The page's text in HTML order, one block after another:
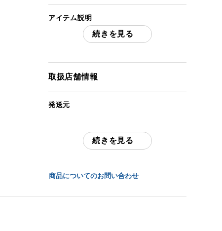
アイテム説明
UNIFLAME ユニフレームツインバーナー
ございます。
動作確認済みです。
ガス缶は付属しません。
続きを見る
取扱店舗情報
発送元
続きを見る
商品についてのお問い合わせ